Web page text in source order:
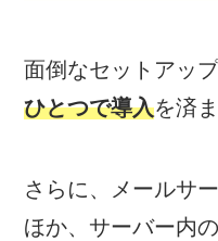
面倒なセットアッ
ひとつで導入を済
さらに、メールサ
ほか、サーバー内